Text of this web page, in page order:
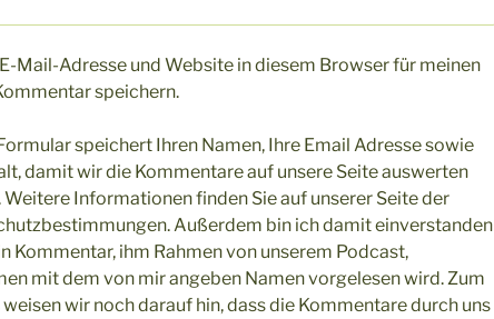
Mail-Adresse und Website in diesem Browser für meinen
speichern.
speichert Ihren Namen, Ihre Email Adresse sowie
damit wir die Kommentare auf unsere Seite auswerten
Weitere Informationen finden Sie auf unserer Seite der
Außerdem bin ich damit einverstanden
Kommentar, ihm Rahmen von unserem Podcast,
mit dem von mir angeben Namen vorgelesen wird. Zum
weisen wir noch darauf hin, dass die Kommentare durch uns